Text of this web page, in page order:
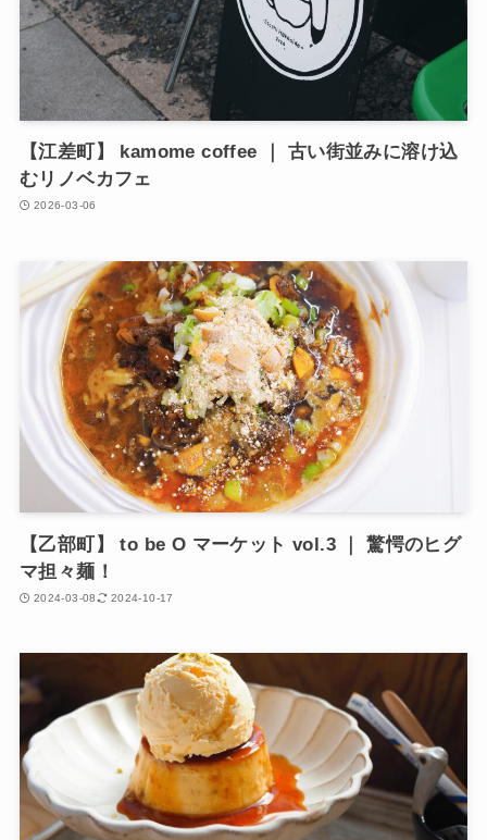
【江差町】 kamome coffee ｜ 古い街並みに溶け込
むリノベカフェ
2026-03-06
【乙部町】 to be O マーケット vol.3 ｜ 驚愕のヒグ
マ担々麺！
2024-03-08 2024-10-17